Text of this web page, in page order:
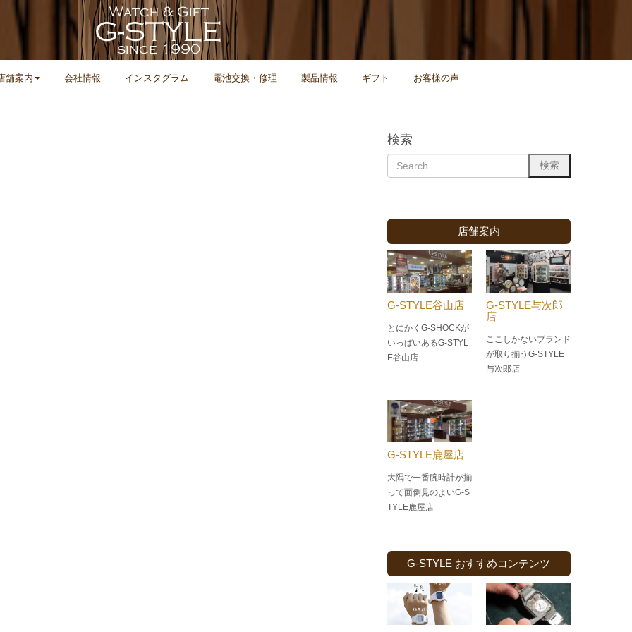
舗案内 会社情報 インスタグラム 電池交換・修理 製品情報 ギフト お客様の声
検索
店舗案内
G-STYLE谷山店
とにかくG-SHOCKが
いっぱいあるG-STYL
E谷山店
G-STYLE与次郎
店
ここしかないブランド
が取り揃うG-STYLE
与次郎店
G-STYLE鹿屋店
大隅で一番腕時計が揃
って面倒見のよいG-S
TYLE鹿屋店
G-STYLE おすすめコンテンツ